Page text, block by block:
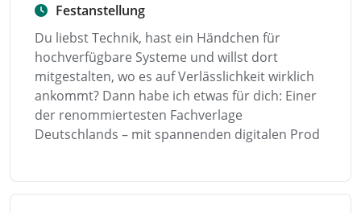
Festanstellung
Du liebst Technik, hast ein Händchen für
hochverfügbare Systeme und willst dort
mitgestalten, wo es auf Verlässlichkeit wirklich
ankommt? Dann habe ich etwas für dich: Einer
der renommiertesten Fachverlage
Deutschlands – mit spannenden digitalen Prod